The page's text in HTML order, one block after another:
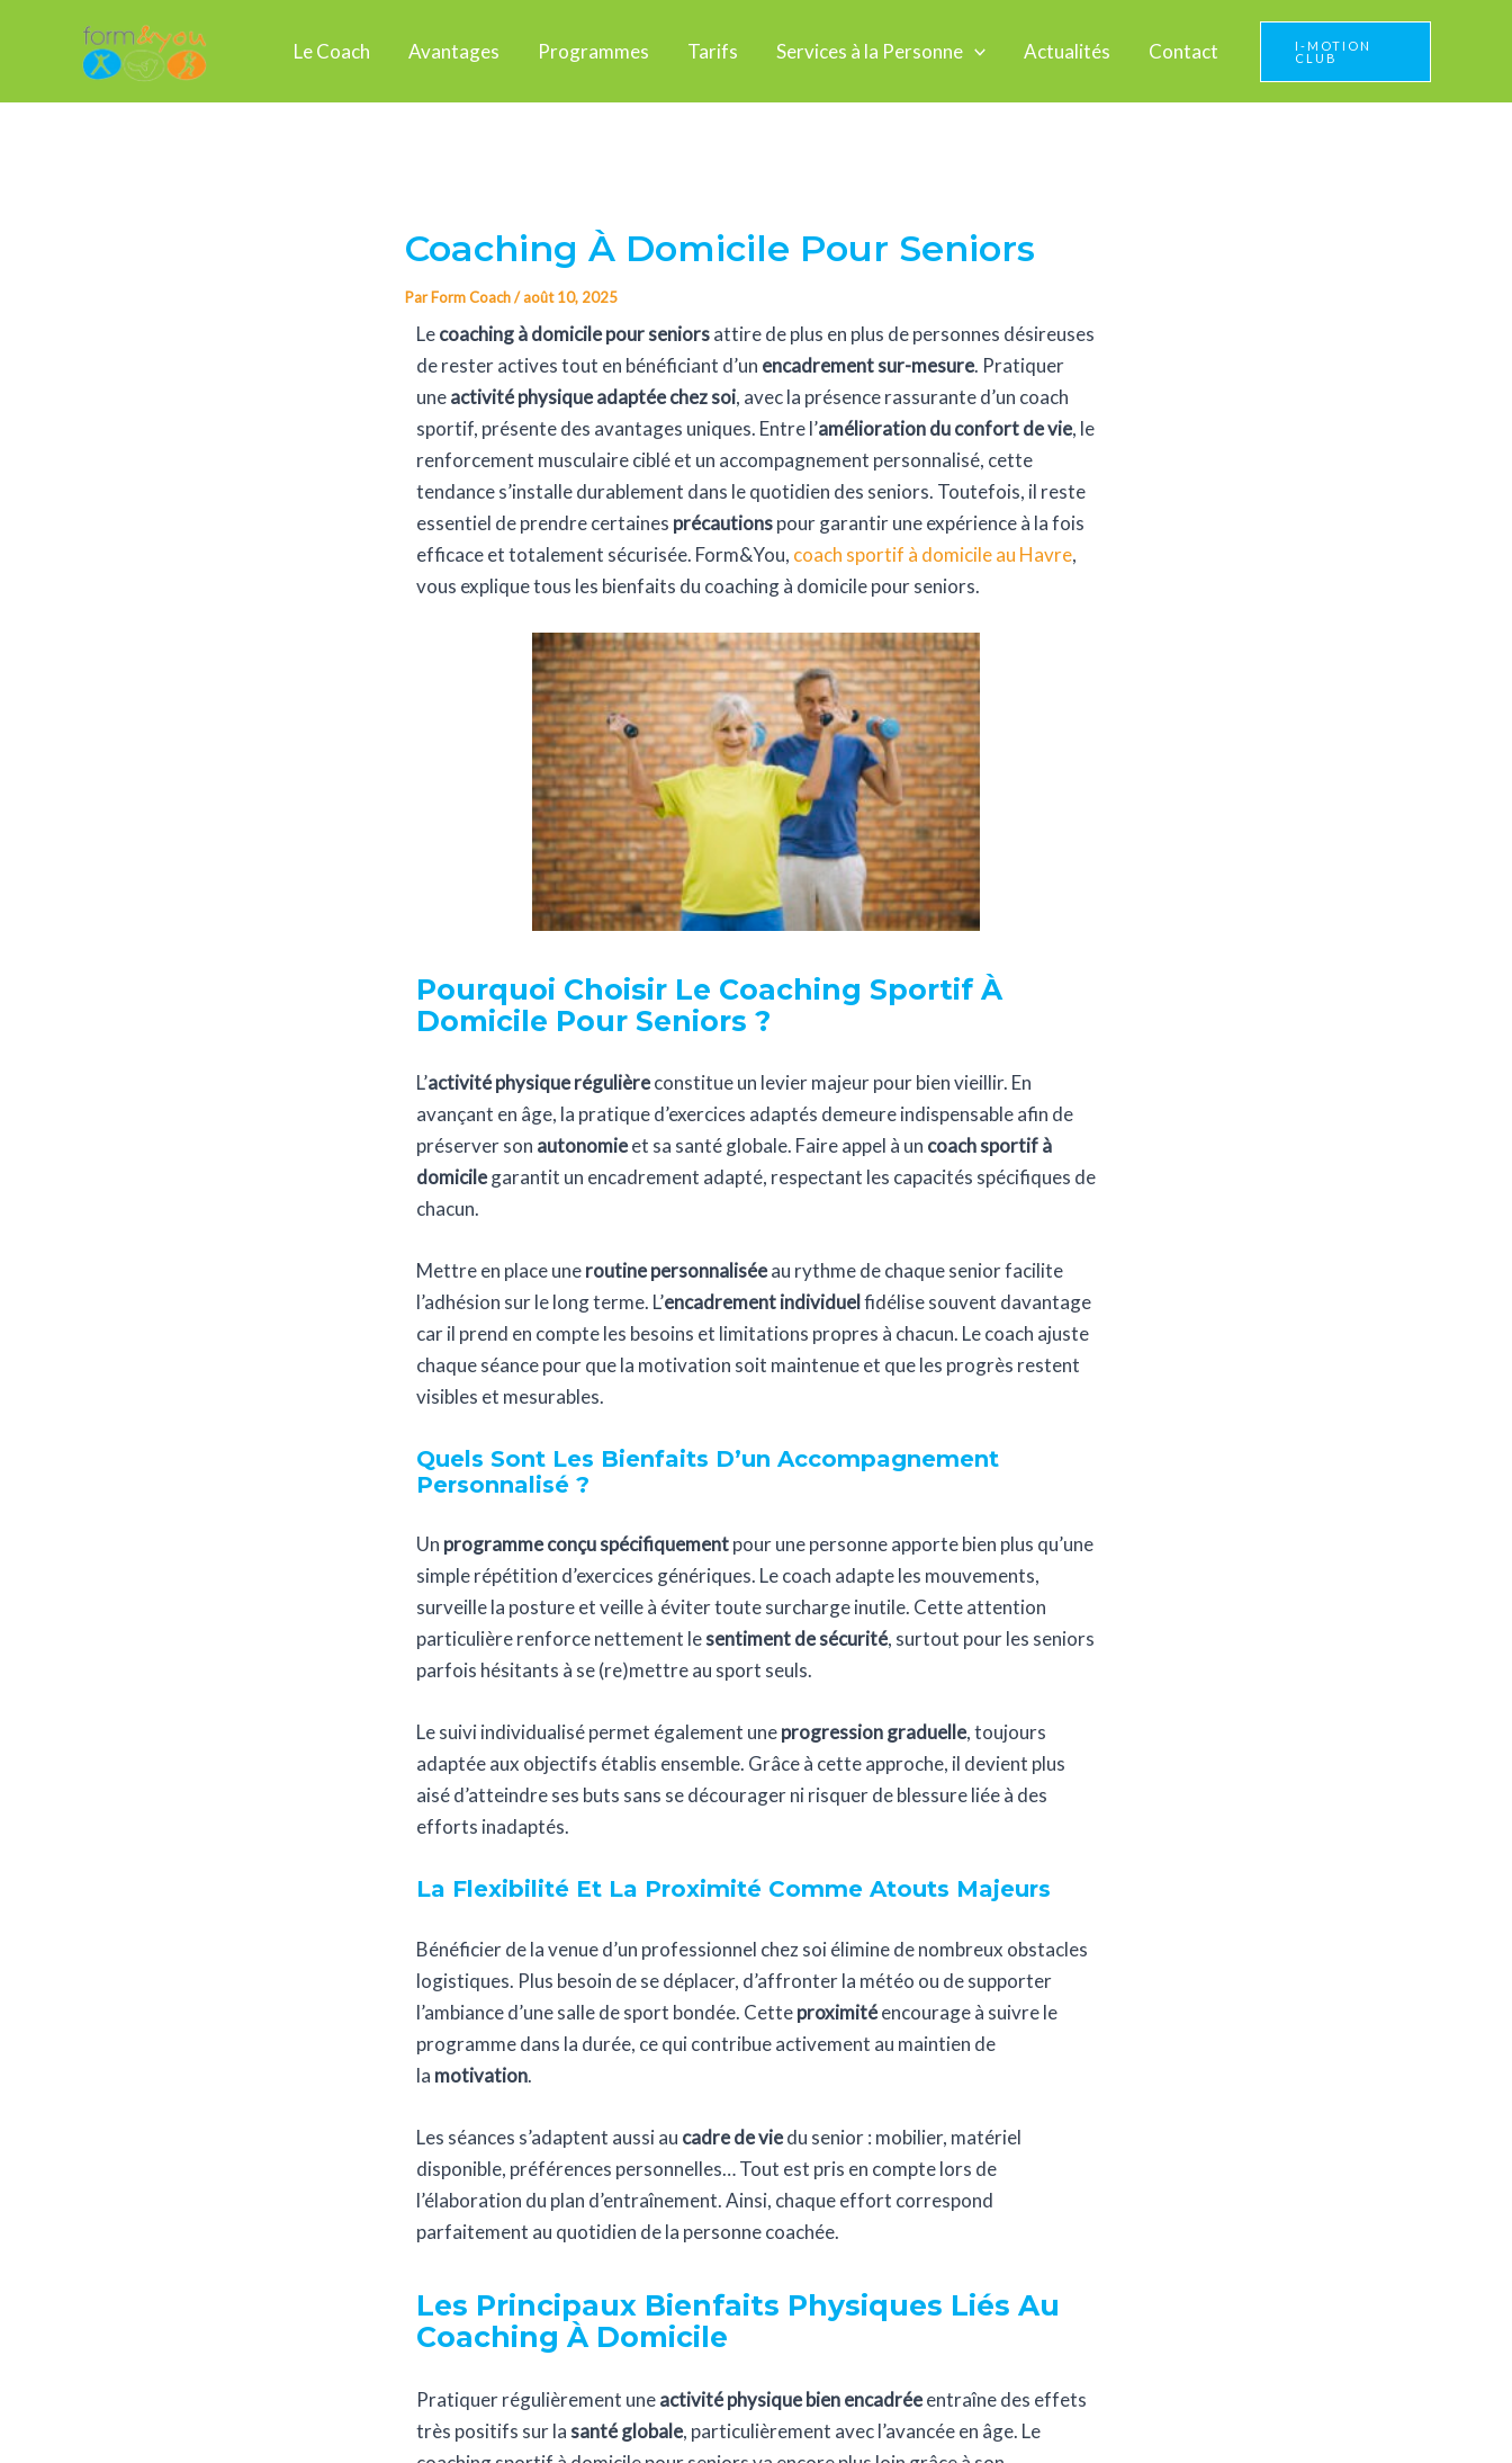
Le Coach Avantages Programmes Tarifs Services à la Personne Actualités Contact
I-MOTION
CLUB
Coaching À Domicile Pour Seniors
ParForm Coach/août 10, 2025
Lecoaching à domicile pour seniorsattire de plus en plus de personnes désireuses
de rester actives tout en bénéficiant d’un encadrement sur-mesure. Pratiquer
uneactivité physique adaptée chez soi, avec la présence rassurante d’un coach
sportif, présente des avantages uniques. Entre l’amélioration du confort de vie, le
renforcement musculaire ciblé et un accompagnement personnalisé, cette
tendance s’installe durablement dans le quotidien des seniors. Toutefois, il reste
essentiel de prendre certaines précautionspour garantir une expérience à la fois
efficace et totalement sécurisée. Form&You, coach sportif à domicile au Havre,
vous explique tous les bienfaits du coaching à domicile pour seniors.
Pourquoi Choisir Le Coaching Sportif À
Domicile Pour Seniors ?
L’activité physique régulièreconstitue un levier majeur pour bien vieillir. En
avançant en âge, la pratique d’exercices adaptés demeure indispensable afin de
préserver son autonomieet sa santé globale. Faire appel à un coach sportif à
domicilegarantit un encadrement adapté, respectant les capacités spécifiques de
chacun.
Mettre en place uneroutine personnaliséeau rythme de chaque senior facilite
l’adhésion sur le long terme. L’encadrement individuelfidélise souvent davantage
car il prend en compte les besoins et limitations propres à chacun. Le coach ajuste
chaque séance pour que la motivation soit maintenue et que les progrès restent
visibles et mesurables.
Quels Sont Les Bienfaits D’un Accompagnement
Personnalisé ?
Un programme conçu spécifiquementpour une personne apporte bien plus qu’une
simple répétition d’exercices génériques. Le coach adapte les mouvements,
surveille la posture et veille à éviter toute surcharge inutile. Cette attention
particulière renforce nettement lesentiment de sécurité, surtout pour les seniors
parfois hésitants à se (re)mettre au sport seuls.
Le suivi individualisé permet également uneprogression graduelle, toujours
adaptée aux objectifs établis ensemble. Grâce à cette approche, il devient plus
aisé d’atteindre ses buts sans se décourager ni risquer de blessure liée à des
efforts inadaptés.
La Flexibilité Et La Proximité Comme Atouts Majeurs
Bénéficier de la venue d’un professionnel chez soi élimine de nombreux obstacles
logistiques. Plus besoin de se déplacer, d’affronter la météo ou de supporter
l’ambiance d’une salle de sport bondée. Cetteproximitéencourage à suivre le
programme dans la durée, ce qui contribue activement au maintien de
la motivation.
Les séances s’adaptent aussi au cadre de viedu senior : mobilier, matériel
disponible, préférences personnelles… Tout est pris en compte lors de
l’élaboration du plan d’entraînement. Ainsi, chaque effort correspond
parfaitement au quotidien de la personne coachée.
Les Principaux Bienfaits Physiques Liés Au
Coaching À Domicile
Pratiquer régulièrement uneactivité physique bien encadréeentraîne des effets
très positifs sur lasanté globale, particulièrement avec l’avancée en âge. Le
des